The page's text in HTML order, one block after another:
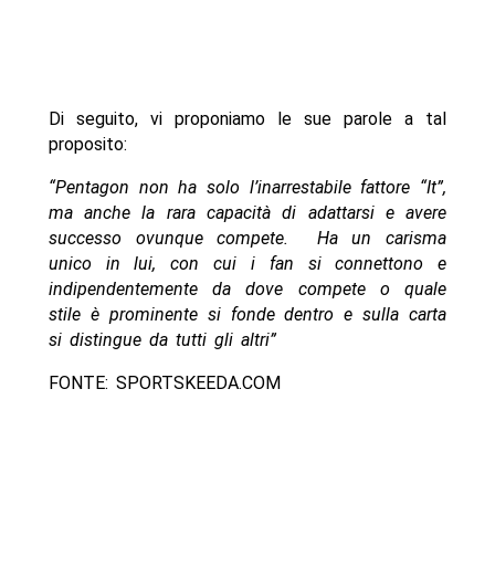
Di seguito, vi proponiamo le sue parole a tal
proposito:
“Pentagon non ha solo l’inarrestabile fattore “It”,
ma anche la rara capacità di adattarsi e avere
successo ovunque compete. Ha un carisma
unico in lui, con cui i fan si connettono e
indipendentemente da dove compete o quale
stile è prominente si fonde dentro e sulla carta
si distingue da tutti gli altri”
FONTE: SPORTSKEEDA.COM